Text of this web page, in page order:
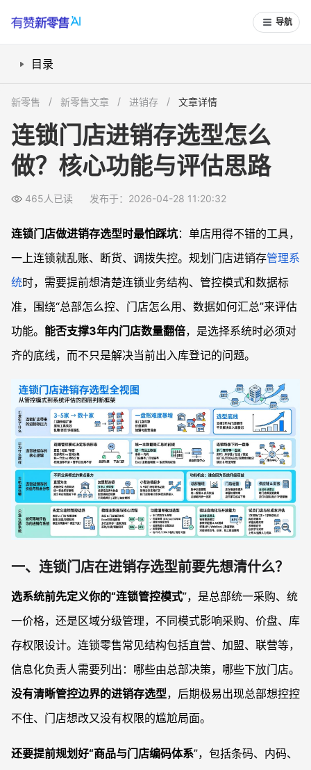
导航
目录
三、连锁场景下还要关注哪些系统能力？
四、2026年前连锁进销存系统发展趋势要看什么？
常见问题
连锁小型品牌有必要上复杂的进销存系统吗？
新零售 新零售文章 进销存 文章详情
连锁门店进销存选型怎么
做？核心功能与评估思路
465人已读 发布于：2026-04-28 11:20:32
连锁门店做进销存选型时最怕踩坑：单店用得不错的工具，
一上连锁就乱账、断货、调拨失控。规划门店进销存管理系
统时，需要提前想清楚连锁业务结构、管控模式和数据标
准，围绕“总部怎么控、门店怎么用、数据如何汇总”来评估
功能。 能否支撑3年内门店数量翻倍，是选择系统时必须对
齐的底线，而不只是解决当前出入库登记的问题。
一、连锁门店在进销存选型前要先想清什么？
选系统前先定义你的“连锁管控模式”，是总部统一采购、统
一价格，还是区域分级管理，不同模式影响采购、价盘、库
存权限设计。连锁零售常见结构包括直营、加盟、联营等，
信息化负责人需要列出：哪些由总部决策，哪些下放门店。
没有清晰管控边界的进销存选型，后期极易出现总部想控控
不住、门店想改又没有权限的尴尬局面。
还要提前规划好“商品与门店编码体系”，包括条码、内码、